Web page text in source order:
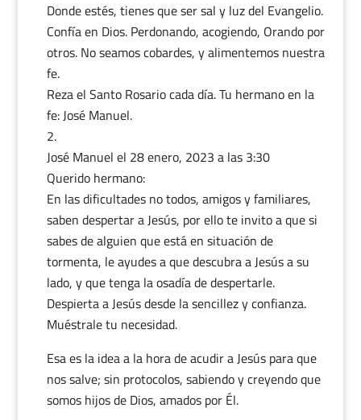
Donde estés, tienes que ser sal y luz del Evangelio.
Confía en Dios. Perdonando, acogiendo, Orando por
otros. No seamos cobardes, y alimentemos nuestra
fe.
Reza el Santo Rosario cada día. Tu hermano en la
fe: José Manuel.
José Manuel el 28 enero, 2023 a las 3:30
Querido hermano:
En las dificultades no todos, amigos y familiares,
saben despertar a Jesús, por ello te invito a que si
sabes de alguien que está en situación de
tormenta, le ayudes a que descubra a Jesús a su
lado, y que tenga la osadía de despertarle.
Despierta a Jesús desde la sencillez y confianza.
Muéstrale tu necesidad.
Esa es la idea a la hora de acudir a Jesús para que
nos salve; sin protocolos, sabiendo y creyendo que
somos hijos de Dios, amados por Él.